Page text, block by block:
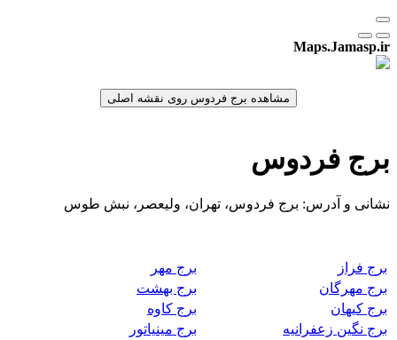
Maps.Jamasp.ir
برج فردوس
نشانی و آدرس: برج فردوس، تهران، ولیعصر، نبش طوس
برج فراز
برج مهر
برج مهرگان
برج بهشت
برج کیهان
برج کاوه
برج نگین زعفرانیه
برج مینیاتور